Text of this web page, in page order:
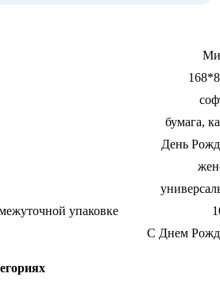
бумага,
День
упаковке
С Днем